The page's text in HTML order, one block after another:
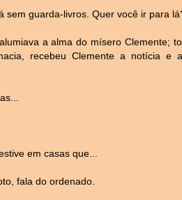
sem guarda-livros. Quer você ir para
a alma do mísero Clemente;
recebeu Clemente a notícia e
em casas que...
fala do ordenado.